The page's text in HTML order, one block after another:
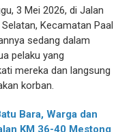
3 Mei 2026, di Jalan
Kecamatan Paal
sedang dalam
pelaku yang
mereka dan langsung
korban.
Bara, Warga dan
KM 36-40 Mestong